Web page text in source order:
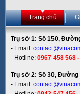
Trang chủ
Trụ sở 1: Số 150,
- Email:
- Hotline: 0967 458 568
Trụ sở 2: Số 30, Đường
- Email: